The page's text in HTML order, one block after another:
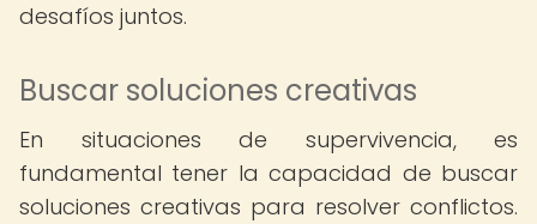
desafíos juntos.
Buscar soluciones creativas
En situaciones de supervivencia, es
fundamental tener la capacidad de buscar
soluciones creativas para resolver conflictos.